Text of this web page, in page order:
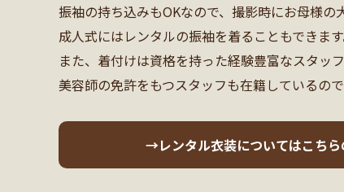
振袖の持ち込みもOKなので、撮影時にお母様の
成人式にはレンタルの振袖を着ることもできます
また、着付けは資格を持った経験豊富なスタッフ
美容師の免許をもつスタッフも在籍しているの
→レンタル衣装についてはこち